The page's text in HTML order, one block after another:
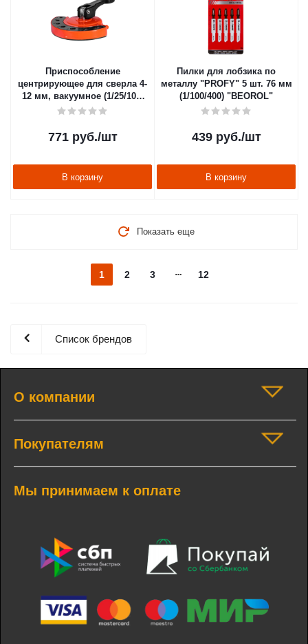
Приспособление
центрирующее для сверла 4-
12 мм, вакуумное (1/25/100)
"BEOROL"
771руб./шт
В корзину
Пилки для лобзика по
металлу "PROFY" 5 шт. 76 мм
(1/100/400) "BEOROL"
439руб./шт
В корзину
Показать еще
1 2 3 12
Список брендов
О компании
Покупателям
Мы принимаем к оплате